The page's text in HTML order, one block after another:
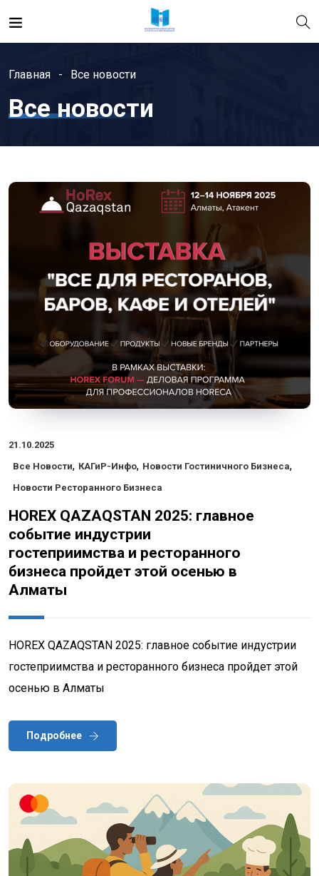
Главная Все новости
Все новости
21.10.2025
Все Новости, КАГиР-Инфо, Новости Гостиничного Бизнеса,
Новости Ресторанного Бизнеса
HOREX QAZAQSTAN 2025: главное
событие индустрии
гостеприимства и ресторанного
бизнеса пройдет этой осенью в
Алматы
HOREX QAZAQSTAN 2025: главное событие индустрии
гостеприимства и ресторанного бизнеса пройдет этой
осенью в Алматы
Подробнее